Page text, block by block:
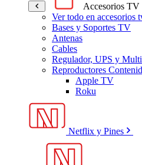
Accesorios TV
Ver todo en accesorios
Bases y Soportes TV
Antenas
Cables
Regulador, UPS y
Reproductores
Apple TV
Roku
Netflix y Pines